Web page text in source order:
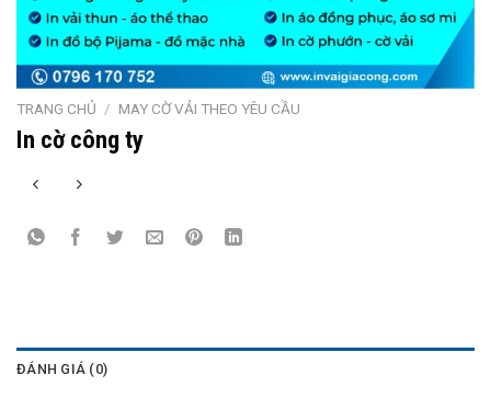
TRANG CHỦ / MAY CỜ VẢI THEO YÊU CẦU
In cờ công ty
ĐÁNH GIÁ (0)